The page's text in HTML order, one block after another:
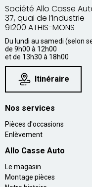
Société Allo Casse
37, quai de l’Industrie
91200 ATHIS-MONS
Du lundi au samedi (selon
de 9h00 à 12h00
et de 13h30 à 18h00
Itinéraire
Nos services
Pièces d'occasions
Enlèvement
Allo Casse Auto
Le magasin
Montage pièces